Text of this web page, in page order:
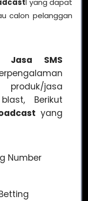
l yang dapat
calon pelanggan
Jasa SMS
jasa
Berikut
yang
Number